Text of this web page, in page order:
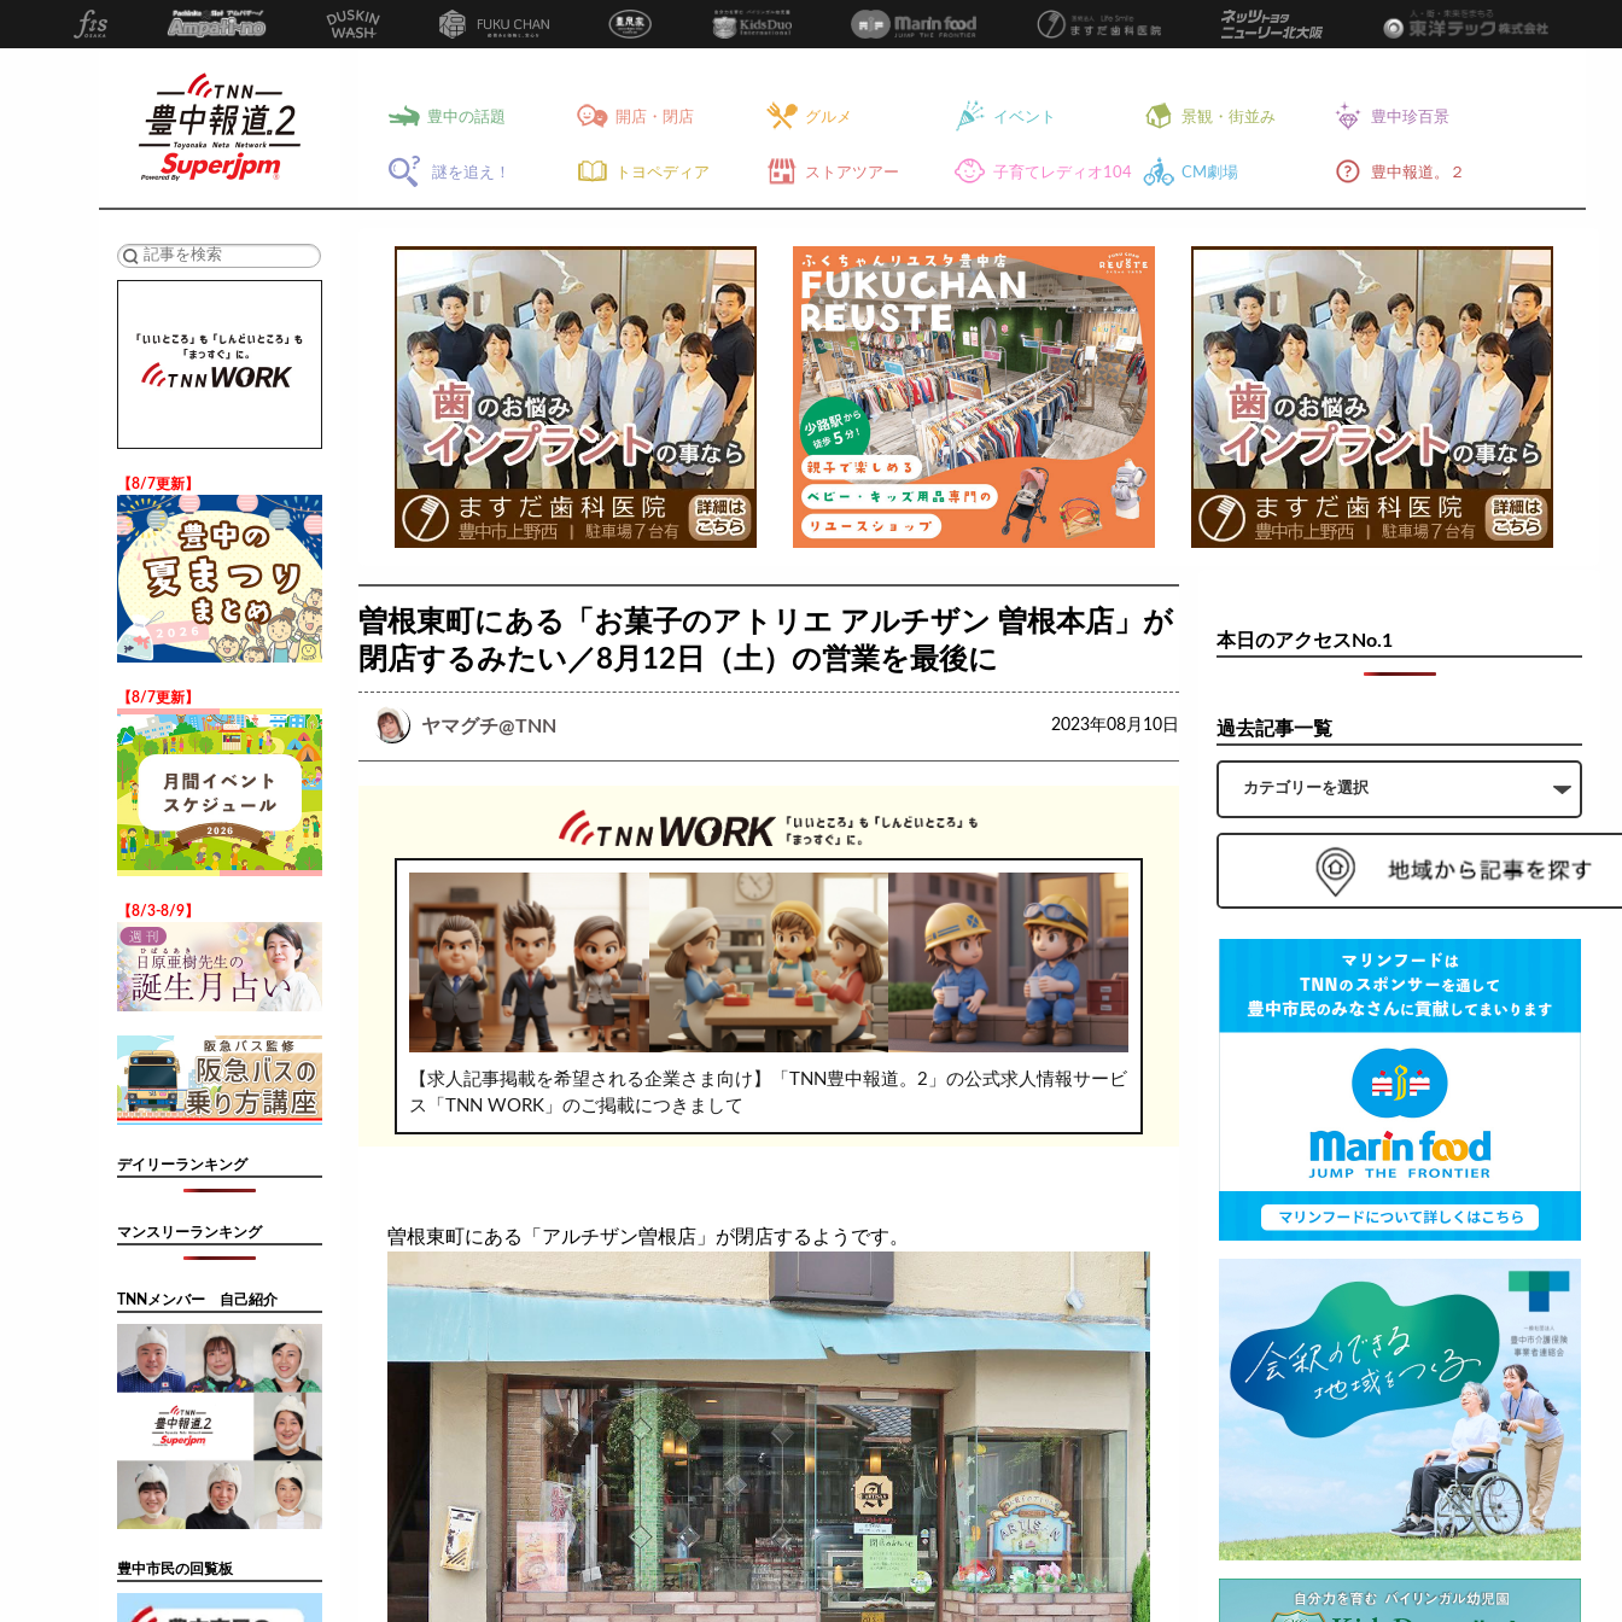
豊中の話題 開店・閉店 グルメ イベント 景観・街並み 豊中珍百景
謎を追え！ トヨペディア ストアツアー 子育てレディオ104 CM劇場 豊中報道。２
曽根東町にある「お菓子のアトリエ アルチザン 曽根本店」が
閉店するみたい／8月12日（土）の営業を最後に
ヤマグチ@TNN 2023年08月10日
【求人記事掲載を希望される企業さま向け】「TNN豊中報道。2」の公式求人情報サービ
ス「TNN WORK」のご掲載につきまして
曽根東町にある「アルチザン曽根店」が閉店するようです。
【8/7更新】
【8/7更新】
【8/3-8/9】
デイリーランキング
マンスリーランキング
TNNメンバー 自己紹介
豊中市民の回覧板
本日のアクセスNo.1
過去記事一覧